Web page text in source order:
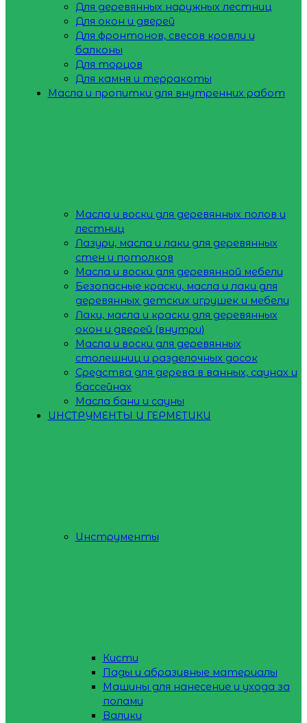
Для деревянных наружных лестниц
Для окон и дверей
Для фронтонов, свесов кровли и
балконы
Для торцов
Для камня и терракоты
Масла и пропитки для внутренних работ
Масла и воски для деревянных полов и
лестниц
Лазури, масла и лаки для деревянных
стен и потолков
Масла и воски для деревянной мебели
Безопасные краски, масла и лаки для
деревянных детских игрушек и мебели
Лаки, масла и краски для деревянных
окон и дверей (внутри)
Масла и воски для деревянных
столешниц и разделочных досок
Средства для дерева в ванных, саунах и
бассейнах
Масла бани и сауны
ИНСТРУМЕНТЫ И ГЕРМЕТИКИ
Инструменты
Кисти
Пады и абразивные материалы
Машины для нанесение и ухода за
полами
Валики